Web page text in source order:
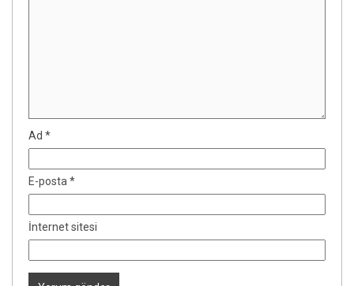
Ad *
E-posta*
İnternet sitesi